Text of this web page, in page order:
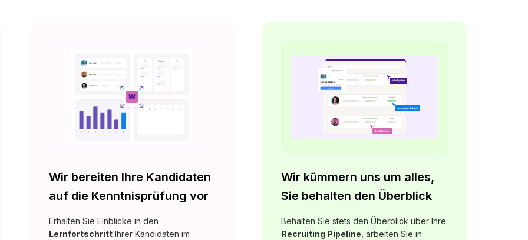
Wir bereiten Ihre Kandidaten
auf die Kenntnisprüfung vor
Erhalten Sie Einblicke in den
LernfortschrittIhrer Kandidaten im
Wir kümmern uns um alles,
Sie behalten den Überblick
Behalten Sie stets den Überblick über Ihre
Recruiting Pipeline , arbeiten Sie in